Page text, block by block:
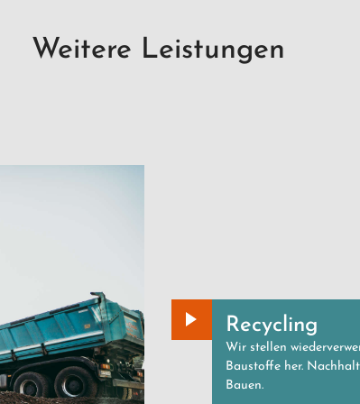
Weitere Leistungen
Recycling
Wir stellen
Baustoffe her.
Bauen.